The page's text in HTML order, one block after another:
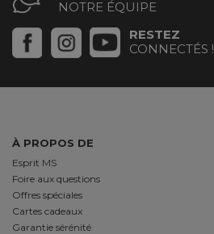
NOTRE ÉQUIPE
RESTEZ
CONNECTÉS !
À PROPOS DE
Esprit MS
Foire aux questions
Offres spéciales
Cartes cadeaux
Garantie sérénité